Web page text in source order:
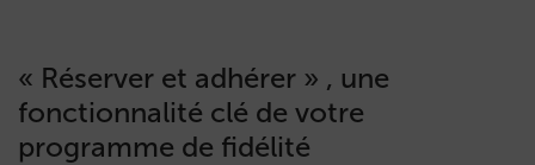
« Réserver et adhérer » , une
fonctionnalité clé de votre
programme de fidélité